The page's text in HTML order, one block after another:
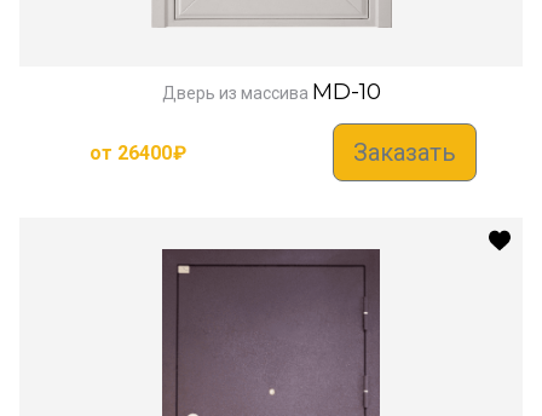
Дверь из массива MD-10
от 26400₽ Заказать